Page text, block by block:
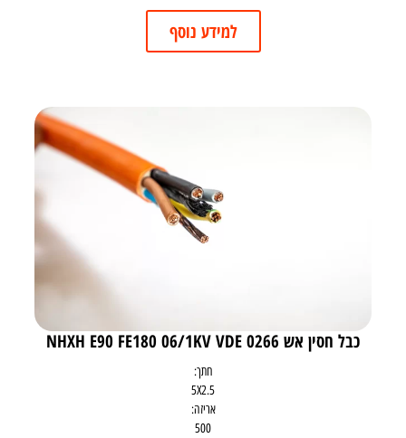
למידע נוסף
כבל חסין אש NHXH E90 FE180 06/1KV VDE 0266
חתך:
5X2.5
אריזה:
500